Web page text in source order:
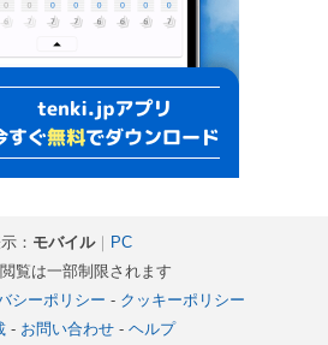
： モバイル｜ PC
覧は一部制限されます
シーポリシー - クッキーポリシー
- お問い合わせ- ヘルプ